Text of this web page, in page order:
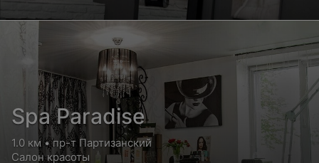
Spa Paradise
1.0 км • пр-т Партизанский
Салон красоты